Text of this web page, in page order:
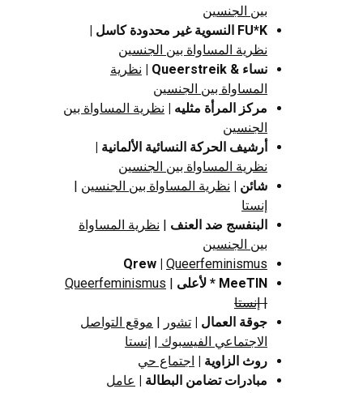
بين الجنسين
FU*K النسوية غير محدودة
كاسل |
نظرية المساواة بين الجنسين
نساء & Queerstreik
| نظرية
المساواة بين الجنسين
مركز المرأة مثليه | نظرية المساواة بين
الجنسين
أرشيف الحركة النسائية الألمانية |
نظرية المساواة بين الجنسين
شائن | نظرية المساواة بين الجنسين |
إنستا
البنفسج ضد العنف | نظرية المساواة
بين الجنسين
Qrew | Queerfeminismus
MeeTIN * لأعلى
|
Queerfeminismus
|إنستا
جوقة العمال | تشور | موقع التواصل
الاجتماعي الفيسبوك | إنستا
روث الزاوية | اجتماع حي
مبادرات تضامن البطالة | عامل